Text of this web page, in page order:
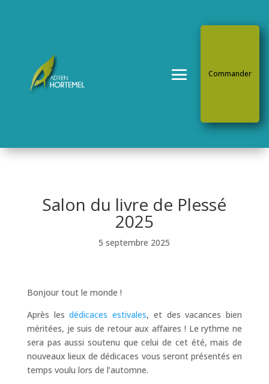
Commander
Salon du livre de Plessé
2025
5 septembre 2025
Bonjour tout le monde !
Après lesdédicaces estivales, et des vacances bien
méritées, je suis de retour aux affaires ! Le rythme ne
sera pas aussi soutenu que celui de cet été, mais de
nouveaux lieux de dédicaces vous seront présentés en
temps voulu lors de l’automne.